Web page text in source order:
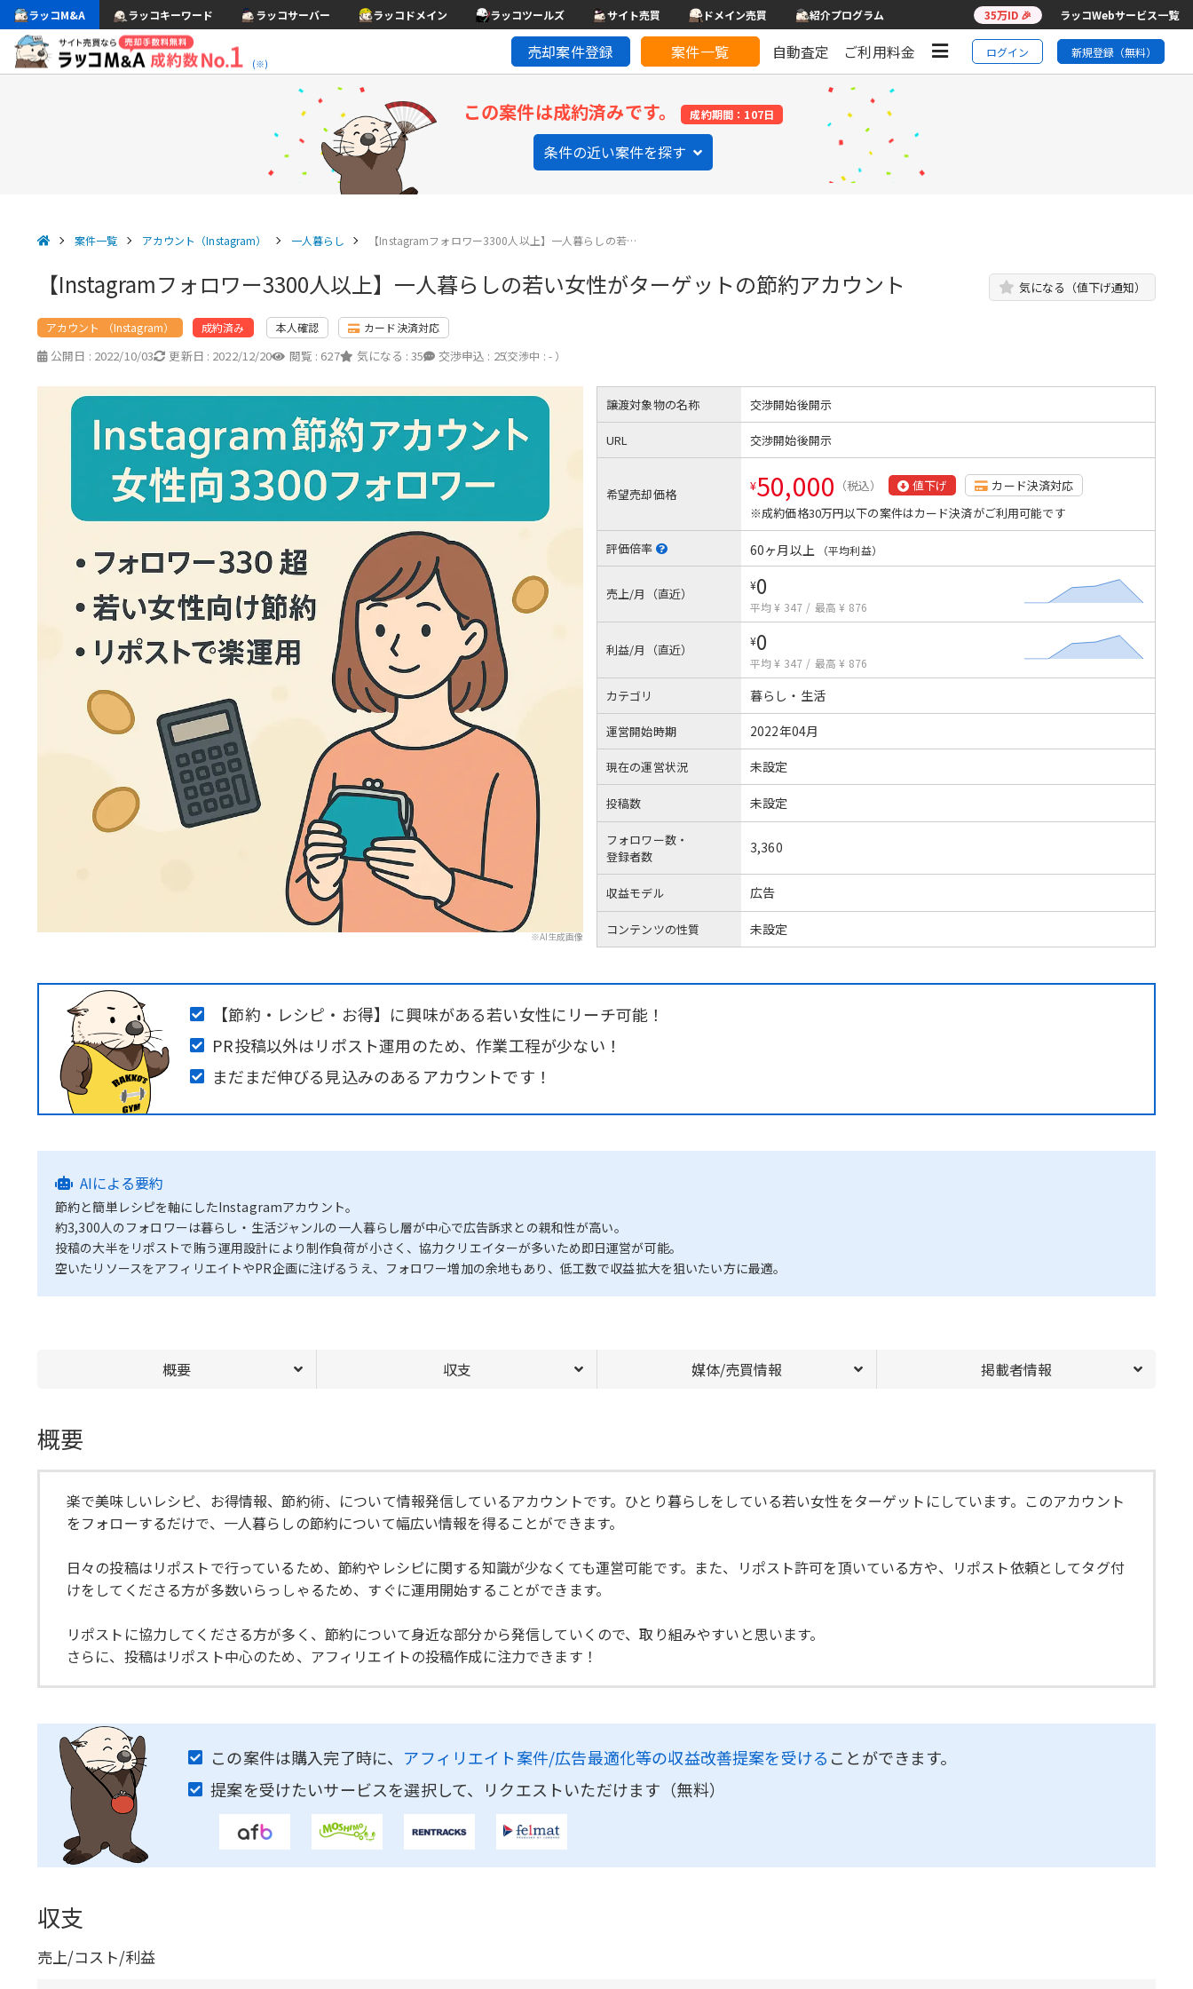
ラッコM&A ラッコキーワード ラッコサーバー ラッコドメイン ラッコツールズ サイト売買 ドメイン売買 紹介プログラム 35万ID 🎉 ラッコWebサービス一覧
(※)
売却案件登録 案件一覧 自動査定 ご利用料金 ログイン 新規登録（無料）
この案件は成約済みです。 成約期間：107日
条件の近い案件を探す
案件一覧 アカウント（Instagram） 一人暮らし 【Instagramフォロワー3300人以上】一人暮らしの若…
【Instagramフォロワー3300人以上】一人暮らしの若い女性がターゲットの節約アカウント 気になる（値下げ通知）
アカウント （Instagram） 成約済み 本人確認 カード決済対応
公開日 : 2022/10/03 更新日 : 2022/12/20 閲覧 : 627 気になる : 35 交渉申込 : 25
（交渉中 : - ）
※AI生成画像
譲渡対象物の名称 交渉開始後開示
URL 交渉開始後開示
希望売却価格 ¥50,000 （税込） 値下げ
カード決済対応
※成約価格30万円以下の案件はカード決済がご利用可能です
評価倍率 60ヶ月以上 （平均利益）
売上/月（直近）
¥0
平均 ¥ 347 / 最高 ¥ 876
利益/月（直近）
¥0
平均 ¥ 347 / 最高 ¥ 876
カテゴリ 暮らし・生活
運営開始時期 2022年04月
現在の運営状況 未設定
投稿数 未設定
フォロワー数・
登録者数
3,360
収益モデル 広告
コンテンツの性質 未設定
【節約・レシピ・お得】に興味がある若い女性にリーチ可能！
PR投稿以外はリポスト運用のため、作業工程が少ない！
まだまだ伸びる見込みのあるアカウントです！
AIによる要約
節約と簡単レシピを軸にしたInstagramアカウント。
約3,300人のフォロワーは暮らし・生活ジャンルの一人暮らし層が中心で広告訴求との親和性が高い。
投稿の大半をリポストで賄う運用設計により制作負荷が小さく、協力クリエイターが多いため即日運営が可能。
空いたリソースをアフィリエイトやPR企画に注げるうえ、フォロワー増加の余地もあり、低工数で収益拡大を狙いたい方に最適。
概要 収支 媒体/売買情報 掲載者情報
概要
楽で美味しいレシピ、お得情報、節約術、について情報発信しているアカウントです。ひとり暮らしをしている若い女性をターゲットにしています。このアカウント
をフォローするだけで、一人暮らしの節約について幅広い情報を得ることができます。
日々の投稿はリポストで行っているため、節約やレシピに関する知識が少なくても運営可能です。また、リポスト許可を頂いている方や、リポスト依頼としてタグ付
けをしてくださる方が多数いらっしゃるため、すぐに運用開始することができます。
リポストに協力してくださる方が多く、節約について身近な部分から発信していくので、取り組みやすいと思います。
さらに、投稿はリポスト中心のため、アフィリエイトの投稿作成に注力できます！
この案件は購入完了時に、 アフィリエイト案件/広告最適化等の収益改善提案を受ける ことができます。
提案を受けたいサービスを選択して、リクエストいただけます（無料）
収支
売上/コスト/利益